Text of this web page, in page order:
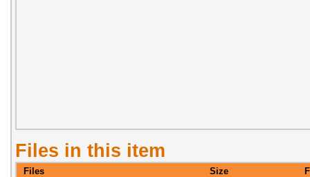
Files in this item
Files Size